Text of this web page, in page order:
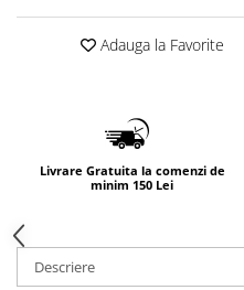
Adauga la Favorite
Livrare Gratuita la comenzi de
minim 150 Lei
Descriere